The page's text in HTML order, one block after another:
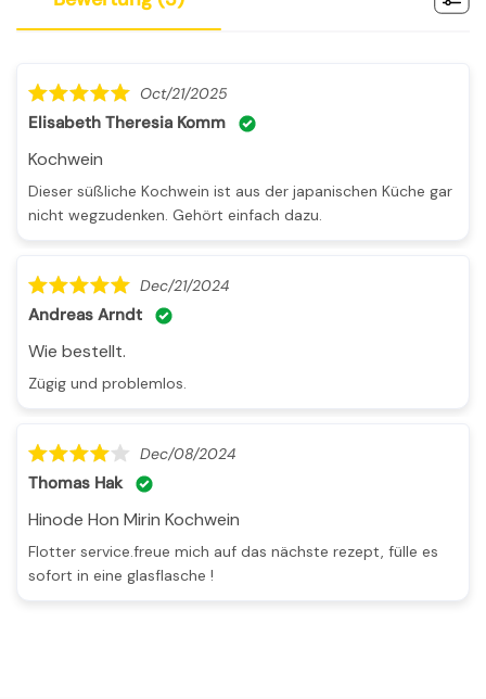
Oct/21/2025
Elisabeth Theresia Komm
Kochwein
Dieser süßliche Kochwein ist aus der japanischen Küche gar
nicht wegzudenken. Gehört einfach dazu.
Dec/21/2024
Andreas Arndt
Wie bestellt.
Zügig und problemlos.
Dec/08/2024
Thomas Hak
Hinode Hon Mirin Kochwein
flotter service.freue mich auf das nächste rezept, fülle es
sofort in eine glasflasche !